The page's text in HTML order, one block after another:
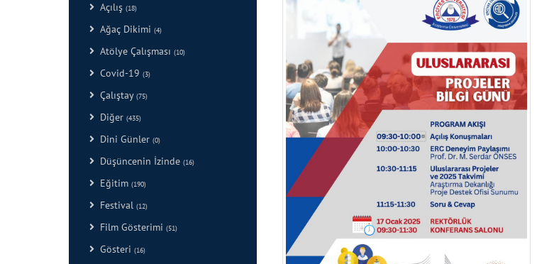
Açılış (18)
Ağaç Dikimi (4)
Atölye Çalışması (10)
Covid-19 (3)
Çalıştay (75)
Diğer (435)
Dini Günler (0)
Düşüncenin İzinde (16)
Eğitim (190)
Festival (12)
Film Gösterimi (51)
Gösteri (16)